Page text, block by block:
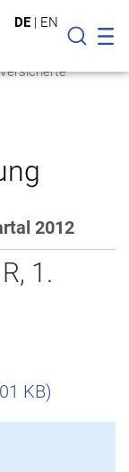
DE | EN
Suche
2012
1.
KB)